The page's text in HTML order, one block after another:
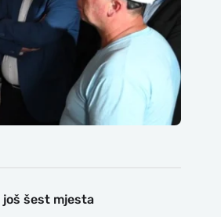
još šest mjesta